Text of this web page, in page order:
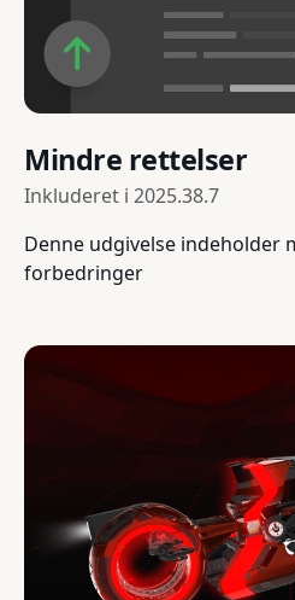
Mindre rettelser
Inkluderet i 2025.38.7
Denne udgivelse indeholder
forbedringer